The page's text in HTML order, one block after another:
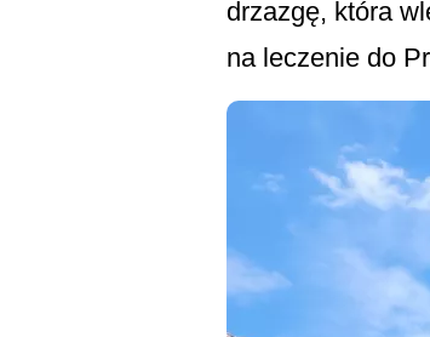
drzazgę, która
na leczenie do